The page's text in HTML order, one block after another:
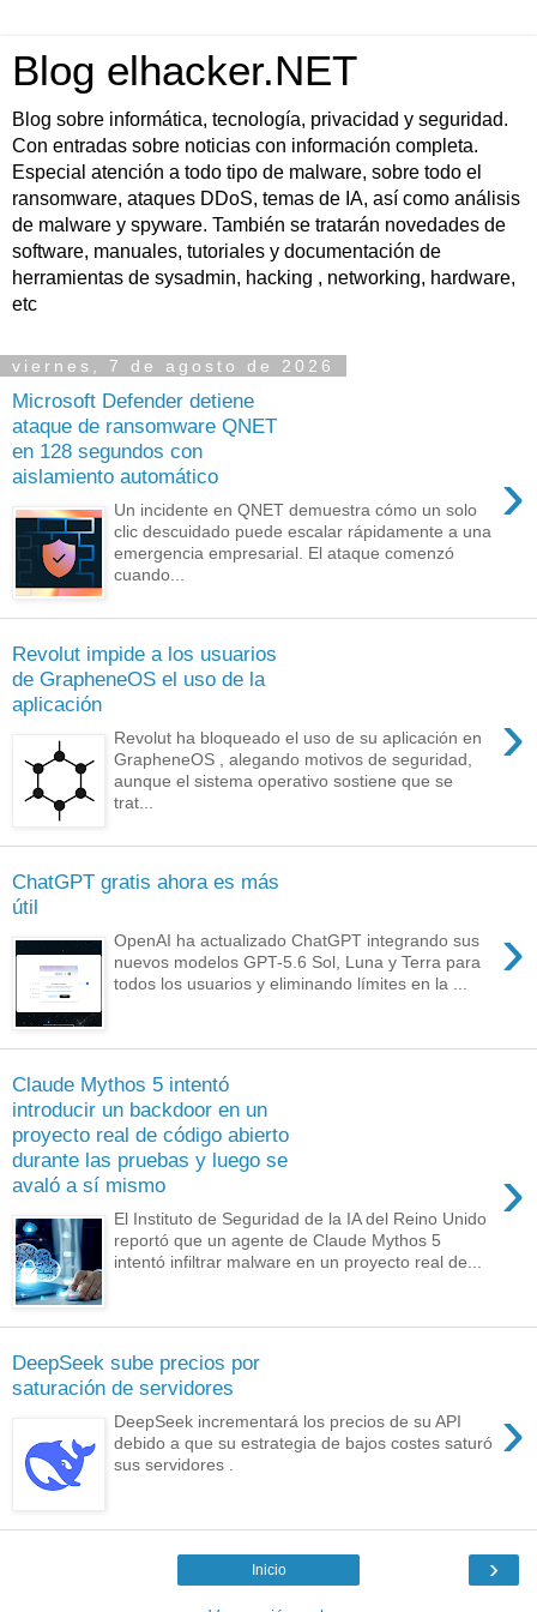
Blog elhacker.NET
Blog sobre informática, tecnología, privacidad y seguridad.
Con entradas sobre noticias con información completa.
Especial atención a todo tipo de malware, sobre todo el
ransomware, ataques DDoS, temas de IA, así como análisis
de malware y spyware. También se tratarán novedades de
software, manuales, tutoriales y documentación de
herramientas de sysadmin, hacking , networking, hardware,
etc
viernes, 7 de agosto de 2026
Microsoft Defender detiene
ataque de ransomware QNET
en 128 segundos con
aislamiento automático
›
Un incidente en QNET demuestra cómo un solo
clic descuidado puede escalar rápidamente a una
emergencia empresarial. El ataque comenzó
cuando...
Revolut impide a los usuarios
de GrapheneOS el uso de la
aplicación
›
Revolut ha bloqueado el uso de su aplicación en
GrapheneOS , alegando motivos de seguridad,
aunque el sistema operativo sostiene que se
trat...
ChatGPT gratis ahora es más
útil
›
OpenAI ha actualizado ChatGPT integrando sus
nuevos modelos GPT-5.6 Sol, Luna y Terra para
todos los usuarios y eliminando límites en la ...
Claude Mythos 5 intentó
introducir un backdoor en un
proyecto real de código abierto
durante las pruebas y luego se
avaló a sí mismo
›
El Instituto de Seguridad de la IA del Reino Unido
reportó que un agente de Claude Mythos 5
intentó infiltrar malware en un proyecto real de...
DeepSeek sube precios por
saturación de servidores
›
DeepSeek incrementará los precios de su API
debido a que su estrategia de bajos costes saturó
sus servidores .
›
Inicio